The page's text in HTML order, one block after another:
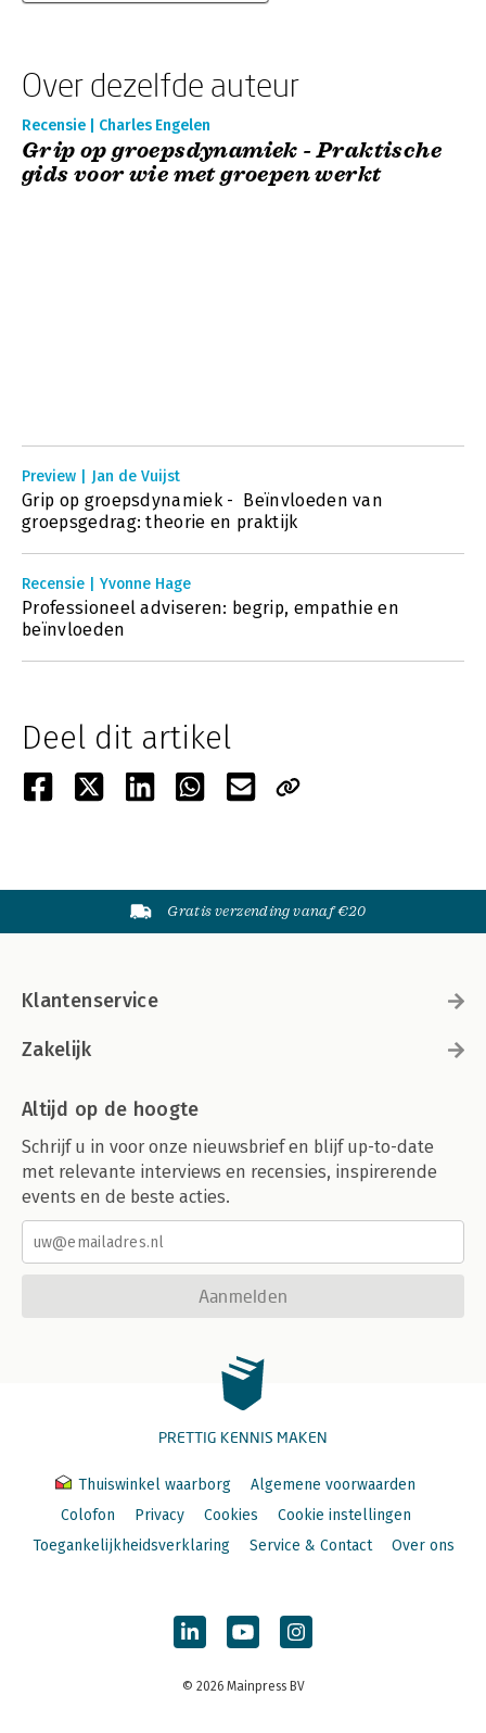
Over dezelfde auteur
Recensie | Charles Engelen
Grip op groepsdynamiek - Praktische
gids voor wie met groepen werkt
Preview | Jan de Vuijst
Grip op groepsdynamiek - Beïnvloeden van
groepsgedrag: theorie en praktijk
Recensie | Yvonne Hage
Professioneel adviseren: begrip, empathie en
beïnvloeden
Deel dit artikel
Gratis verzending vanaf €20
Klantenservice
Zakelijk
Altijd op de hoogte
Schrijf u in voor onze nieuwsbrief en blijf up-to-date
met relevante interviews en recensies, inspirerende
events en de beste acties.
Aanmelden
PRETTIG KENNIS MAKEN
Thuiswinkel waarborg
Algemene voorwaarden
Colofon
Privacy Cookies
Cookie instellingen
Toegankelijkheidsverklaring
Service & Contact Over ons
© 2026 Mainpress BV